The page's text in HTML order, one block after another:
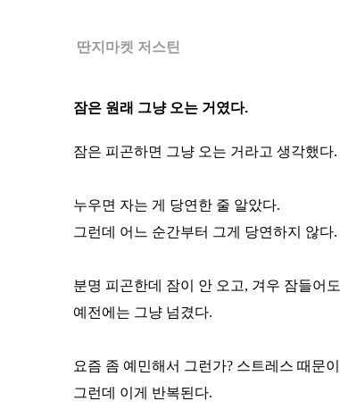
딴지마켓 저스틴
잠은 원래 그냥 오는 거였다.
잠은 피곤하면 그냥 오는 거라고 생각했다.
누우면 자는 게 당연한 줄 알았다.
그런데 어느 순간부터 그게 당연하지 않다.
분명 피곤한데 잠이 안 오고, 겨우 잠들어
예전에는 그냥 넘겼다.
요즘 좀 예민해서 그런가? 스트레스 때문
그런데 이게 반복된다.